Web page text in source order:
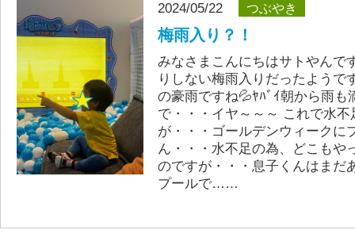
2024/05/22 つぶやき
梅雨入り？！
みなさまこんにちはサトやんで
りしない梅雨入りだったようで
の豪雨ですね💦ﾔﾊﾞｲ朝から雨も
で・・・イヤ～～～ これで水
が・・・ゴールデンウィークに
ん・・・水不足の為、どこもや
のですが・・・息子くんはまだ
プールで……